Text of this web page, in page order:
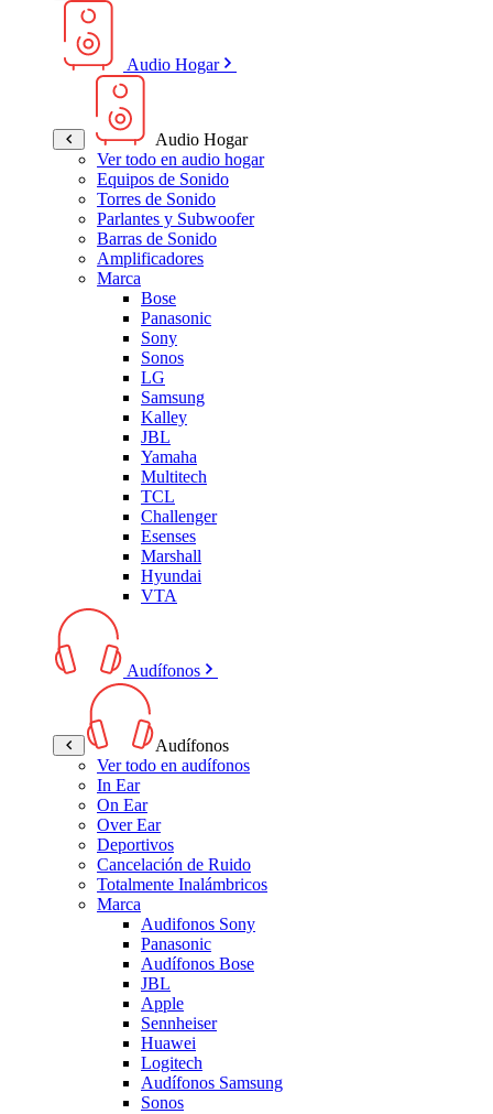
Audio Hogar
Audio Hogar
Ver todo en audio hogar
Equipos de Sonido
Torres de Sonido
Parlantes y Subwoofer
Barras de Sonido
Amplificadores
Marca
Bose
Panasonic
Sony
Sonos
LG
Samsung
Kalley
JBL
Yamaha
Multitech
TCL
Challenger
Esenses
Marshall
Hyundai
VTA
Audífonos
Audífonos
Ver todo en audífonos
In Ear
On Ear
Over Ear
Deportivos
Cancelación de Ruido
Totalmente Inalámbricos
Marca
Audifonos Sony
Panasonic
Audífonos Bose
JBL
Apple
Sennheiser
Huawei
Logitech
Audífonos Samsung
Sonos